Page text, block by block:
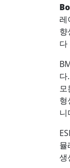
레
향
다
다
모
형
니
뮬
생